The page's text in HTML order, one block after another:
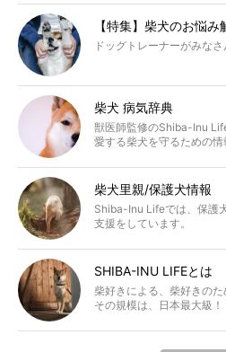
【特集】柴犬のお悩み
ドッグトレーナーがみな
柴犬 病気辞典
獣医師監修のShiba-Inu
愛する柴犬を守るための情
柴犬里親/保護犬情報
Shiba-Inu Lifeでは、保護
支援をしています。
SHIBA-INU LIFEとは
柴好きによる、柴好きのた
その規模は、日本最大級！